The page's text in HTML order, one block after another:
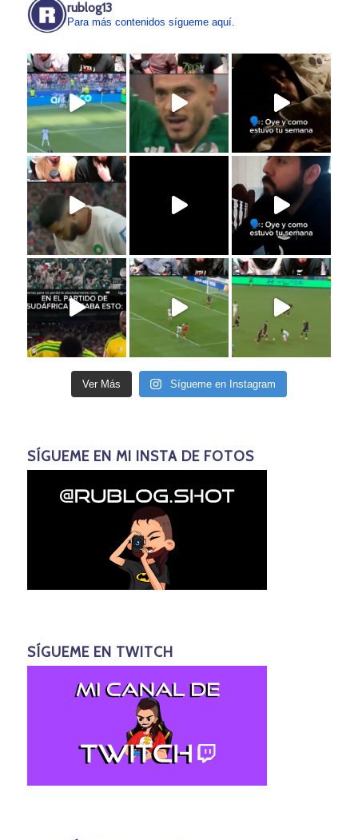
rublog13
Para más contenidos sígueme aquí.
Ver Más Sígueme en Instagram
SÍGUEME EN MI INSTA DE FOTOS
SÍGUEME EN TWITCH